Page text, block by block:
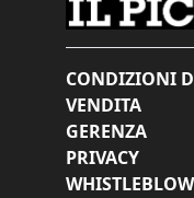
CONDIZIONI
VENDITA
GERENZA
PRIVACY